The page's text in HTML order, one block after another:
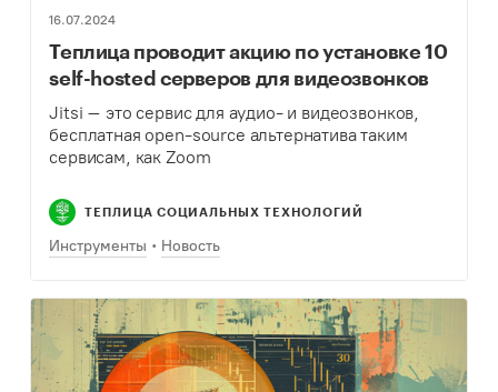
16.07.2024
Теплица проводит акцию по установке 10
self-hosted серверов для видеозвонков
Jitsi – это сервис для аудио- и видеозвонков,
бесплатная open-source альтернатива таким
сервисам, как Zoom
ТЕПЛИЦА СОЦИАЛЬНЫХ ТЕХНОЛОГИЙ
Инструменты Новость